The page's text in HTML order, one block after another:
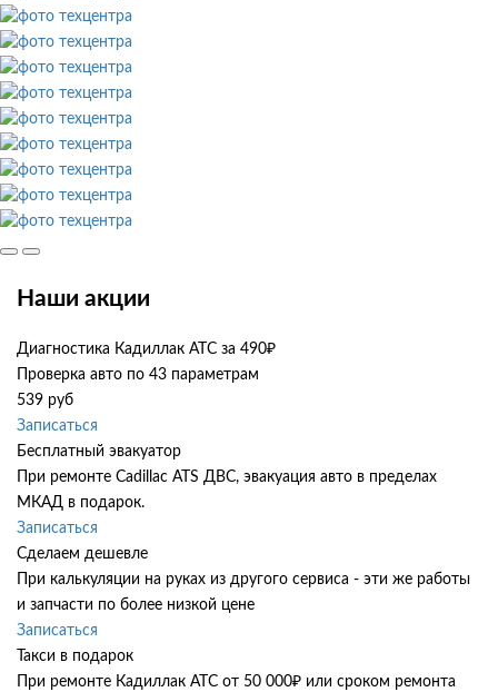
Наши акции
Диагностика Кадиллак АТС за 490₽
Проверка авто по 43 параметрам
539 руб
Записаться
Бесплатный эвакуатор
При ремонте Cadillac ATS ДВС, эвакуация авто в пределах
МКАД в подарок.
Записаться
Сделаем дешевле
При калькуляции на руках из другого сервиса - эти же работы
и запчасти по более низкой цене
Записаться
Такси в подарок
При ремонте Кадиллак АТС от 50 000₽ или сроком ремонта